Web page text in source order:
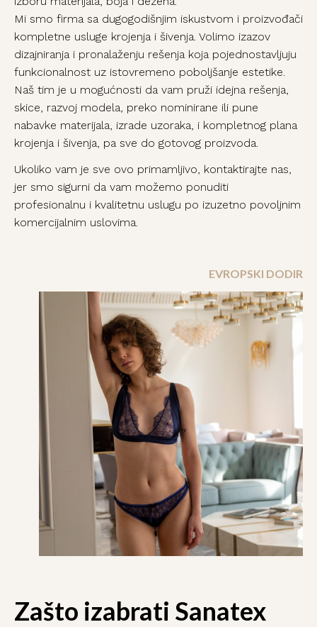
Mi smo firma sa dugogodišnjim iskustvom i proizvođači
kompletne usluge krojenja i šivenja. Volimo izazov
dizajniranja i pronalaženju rešenja koja pojednostavljuju
funkcionalnost uz istovremeno poboljšanje estetike.
Naš tim je u mogućnosti da vam pruži idejna rešenja,
skice, razvoj modela, preko nominirane ili pune
nabavke materijala, izrade uzoraka, i kompletnog plana
krojenja i šivenja, pa sve do gotovog proizvoda.
Ukoliko vam je sve ovo primamljivo, kontaktirajte nas,
jer smo sigurni da vam možemo ponuditi
profesionalnu i kvalitetnu uslugu po izuzetno povoljnim
komercijalnim uslovima.
Zašto izabrati Sanatex
EVROPSKI DODIR